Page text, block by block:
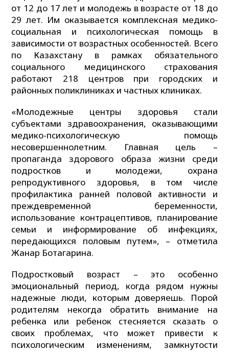
от 12 до 17 лет и молодежь в возрасте от 18 до
29 лет. Им оказывается комплексная медико-
социальная и психологическая помощь в
зависимости от возрастных особенностей. Всего
по Казахстану в рамках обязательного
социального медицинского страхования
работают 218 центров при городских и
районных поликлиниках и частных клиниках.
«Молодежные центры здоровья стали
субъектами здравоохранения, оказывающими
медико-психологическую помощь
несовершеннолетним. Главная цель –
пропаганда здорового образа жизни среди
подростков и молодежи, охрана
репродуктивного здоровья, в том числе
профилактика ранней половой активности и
преждевременной беременности,
использование контрацептивов, планирование
семьи и информирование об инфекциях,
передающихся половым путем», – отметила
Жанар Ботагарина.
Подростковый возраст – это особенно
эмоциональный период, когда рядом нужны
надежные люди, которым доверяешь. Порой
родителям некогда обратить внимание на
ребенка или ребенок стесняется сказать о
своих проблемах, что может привести к
психологическим изменениям, замкнутости